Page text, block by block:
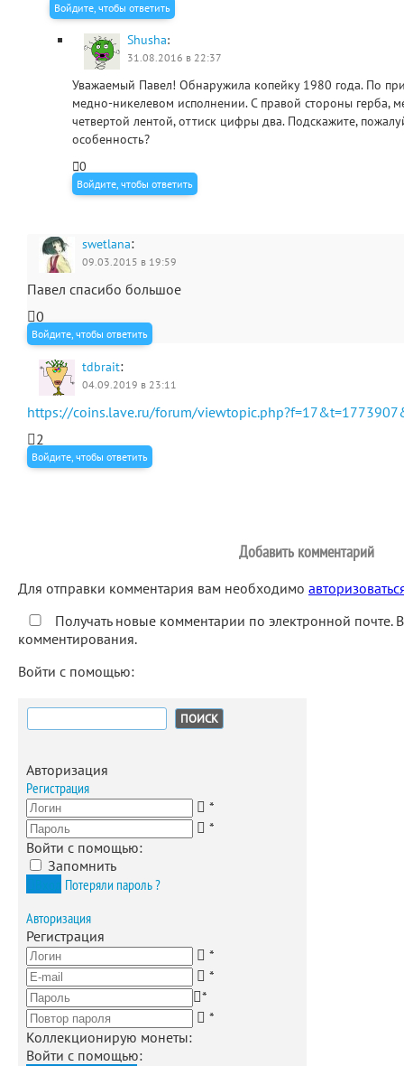
Войдите, чтобы ответить
Shusha:
31.08.2016 в 22:37
Уважаемый Павел! Обнаружила копейку 1980 года. По
медно-никелевом исполнении. С правой стороны герба,
четвертой лентой, оттиск цифры два. Подскажите,
особенность?
0
Войдите, чтобы ответить
swetlana:
09.03.2015 в 19:59
Павел спасибо большое
0
Войдите, чтобы ответить
tdbrait:
04.09.2019 в 23:11
https://coins.lave.ru/forum/
2
Войдите, чтобы ответить
Добавить комментарий
Для отправки комментария вам необходимо
Получать новые комментарии по электронной почте.
комментирования.
Войти с помощью:
Найти:
Авторизация
Регистрация
*
*
Войти с помощью:
Запомнить
Потеряли пароль ?
Авторизация
Регистрация
*
*
*
*
Коллекционирую монеты:
Войти с помощью: